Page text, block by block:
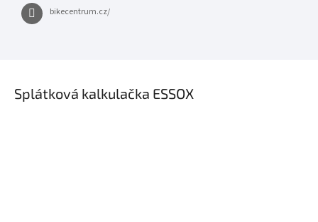
bikecentrum.cz/
Splátková kalkulačka ESSOX